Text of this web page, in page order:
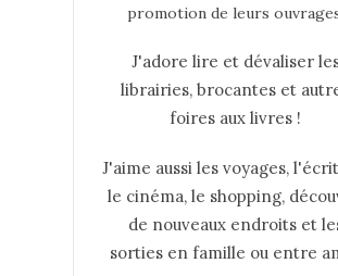
promotion de leurs
J'adore lire et dévaliser
librairies, brocantes et
foires aux livres !
J'aime aussi les voyages,
le cinéma, le shopping,
de nouveaux endroits et
sorties en famille ou entre